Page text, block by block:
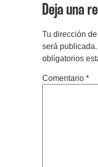
Deja una
Tu dirección
será publicada.
obligatorios
Comentario *